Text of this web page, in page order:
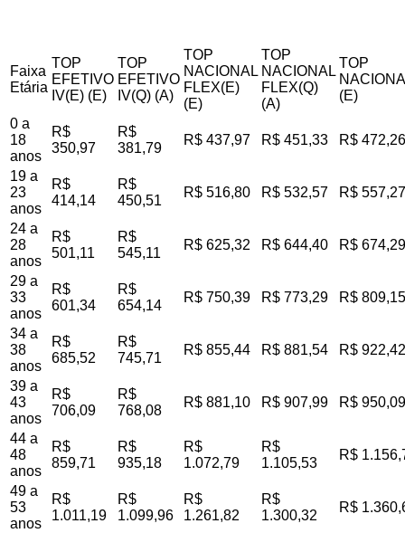
Faixa
Etária
TOP
EFETIVO
IV(E) (E)
TOP
EFETIVO
IV(Q) (A)
TOP
NACIONAL
FLEX(E)
(E)
TOP
NACIONAL
FLEX(Q)
(A)
TOP
(E)
0 a
18
anos
R$
350,97
R$
381,79
R$ 437,97 R$ 451,33 R$ 472,26
19 a
23
anos
R$
414,14
R$
450,51
R$ 516,80 R$ 532,57 R$ 557,27
24 a
28
anos
R$
501,11
R$
545,11
R$ 625,32 R$ 644,40 R$ 674,29
29 a
33
anos
R$
601,34
R$
654,14
R$ 750,39 R$ 773,29 R$ 809,15
34 a
38
anos
R$
685,52
R$
745,71
R$ 855,44 R$ 881,54 R$ 922,42
39 a
43
anos
R$
706,09
R$
768,08
R$ 881,10 R$ 907,99 R$ 950,09
44 a
48
anos
R$
859,71
R$
935,18
R$
1.072,79
R$
1.105,53
R$
49 a
53
anos
R$
1.011,19
R$
1.099,96
R$
1.261,82
R$
1.300,32
R$